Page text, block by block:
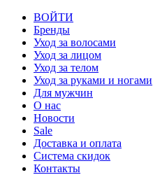
ВОЙТИ
Бренды
Уход за волосами
Уход за лицом
Уход за телом
Уход за руками и ногами
Для мужчин
О нас
Новости
Sale
Доставка и оплата
Система скидок
Контакты